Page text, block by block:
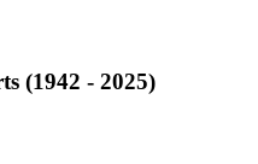
(1942 - 2025)